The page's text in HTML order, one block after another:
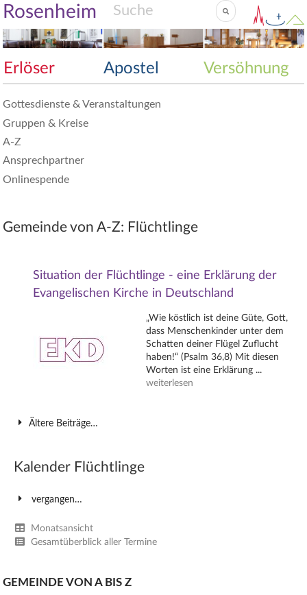
Rosenheim
Erlöser Apostel Versöhnung
Gottesdienste & Veranstaltungen
Gruppen & Kreise
A-Z
Ansprechpartner
Onlinespende
Gemeinde von A-Z: Flüchtlinge
Situation der Flüchtlinge - eine Erklärung der
Evangelischen Kirche in Deutschland
„Wie köstlich ist deine Güte, Gott,
dass Menschenkinder unter dem
Schatten deiner Flügel Zuflucht
haben!“ (Psalm 36,8) Mit diesen
Worten ist eine Erklärung ...
weiterlesen
Ältere Beiträge…
Kalender Flüchtlinge
vergangen…
Monatsansicht
Gesamtüberblick aller Termine
GEMEINDE VON A BIS Z